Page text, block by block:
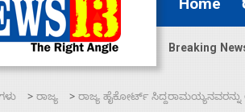
Home
Breaking
ಸುರಕ್ಷಿತವಾಗಿ ಸಾಗಿಸಿದೆ ಭಾರತ
> ರಾಜ್ಯ > ರಾಜ್ಯ ಹೈಕೋರ್ಟ್